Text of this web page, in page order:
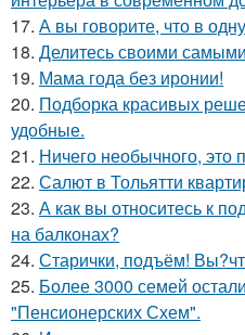
17. А вы говорите, что в
18. Делитесь своими
19. Мама года без иронии!
20. Подборка красивых
удобные.
21. Ничего необычного, это
22. Салют в Тольятти
23. А как вы относитесь к
на балконах?
24. Старички, подъём!
25. Более 3000 семей
"Пенсионерских Схем".